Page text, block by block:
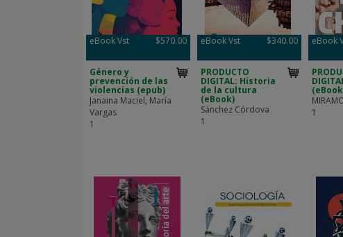
eBook Vst $570.00
Género y
prevención de las
violencias (epub)
Janaina Maciel, María
Vargas
1
eBook Vst $340.00
PRODUCTO
DIGITAL: Historia
de la cultura
(eBook)
Sánchez Córdova
1
eBook
1